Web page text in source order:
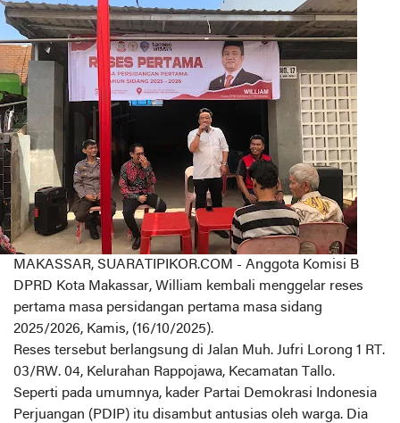
MAKASSAR, SUARATIPIKOR.COM - Anggota Komisi B
DPRD Kota Makassar, William kembali menggelar reses
pertama masa persidangan pertama masa sidang
2025/2026, Kamis, (16/10/2025).
Reses tersebut berlangsung di Jalan Muh. Jufri Lorong 1 RT.
03/RW. 04, Kelurahan Rappojawa, Kecamatan Tallo.
Seperti pada umumnya, kader Partai Demokrasi Indonesia
Perjuangan (PDIP) itu disambut antusias oleh warga. Dia